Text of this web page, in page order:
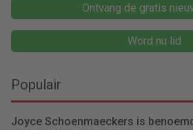
Ontvang de gratis
Word nu lid
Populair
Joyce Schoenmaeckers is